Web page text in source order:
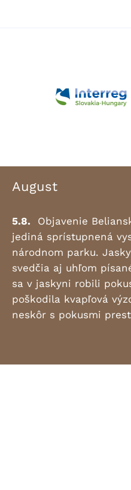
August
5.8. Objavenie
jediná sprístupnená
národnom parku.
svedčia aj uhľom
sa v jaskyni robili
poškodila kvapľová
neskôr s pokusmi